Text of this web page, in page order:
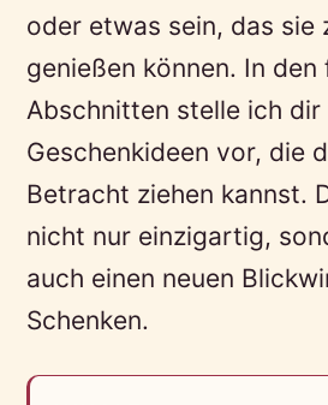
oder etwas sein, das sie
genießen können. In den
Abschnitten stelle ich dir
Geschenkideen vor, die
Betracht ziehen kannst.
nicht nur einzigartig,
auch einen neuen
Schenken.